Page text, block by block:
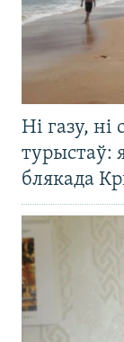
Ні газу, ні
турыстаў:
блякада